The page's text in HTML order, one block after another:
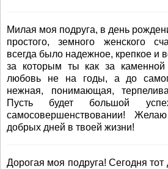
Милая моя подруга, в день
простого, земного женского
всегда было надежное, крепкое и
за которым ты как за каменной
любовь не на годы, а до
нежная, понимающая,
Пусть будет большой
самосовершенствовании!
добрых дней в твоей жизни!
Дорогая моя подруга! Сегодня тот